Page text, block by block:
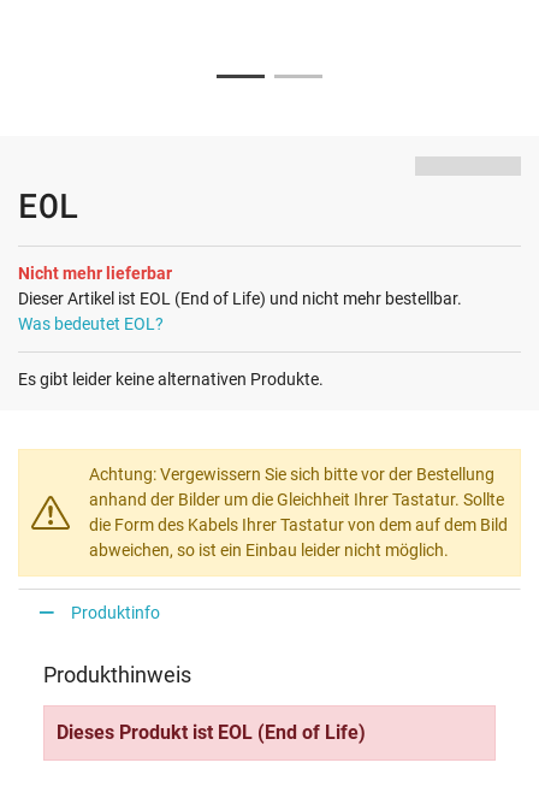
EOL
Nicht mehr lieferbar
Dieser Artikel ist EOL (End of Life) und nicht mehr bestellbar.
Was bedeutet EOL?
Es gibt leider keine alternativen Produkte.
Achtung: Vergewissern Sie sich bitte vor der Bestellung
anhand der Bilder um die Gleichheit Ihrer Tastatur. Sollte
die Form des Kabels Ihrer Tastatur von dem auf dem Bild
abweichen, so ist ein Einbau leider nicht möglich.
Produktinfo
Produkthinweis
Dieses Produkt ist EOL (End of Life)